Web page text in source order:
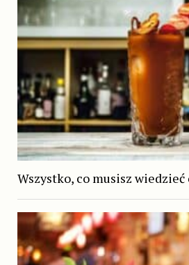
Wszystko, co musisz